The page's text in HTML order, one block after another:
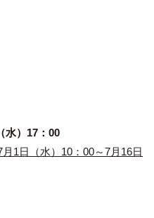
（水） 17 ： 00
月 1日（水） 10 ： 00～7月 16日